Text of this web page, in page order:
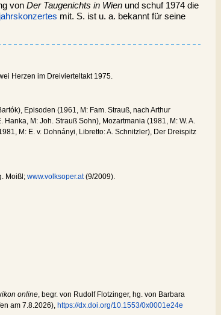
von Der Taugenichts in Wien und schuf 1974 die
mit. S. ist u. a. bekannt für seine
Herzen im Dreivierteltakt 1975.
Episoden (1961, M: Fam. Strauß, nach Arthur
M: Joh. Strauß Sohn), Mozartmania (1981, M: W. A.
M: E. v. Dohnányi, Libretto: A. Schnitzler), Der Dreispitz
Moißl; www.volksoper.at(9/2009).
online, begr. von Rudolf Flotzinger, hg. von Barbara
am 7.8.2026), https://dx.doi.org/10.1553/0x0001e24e